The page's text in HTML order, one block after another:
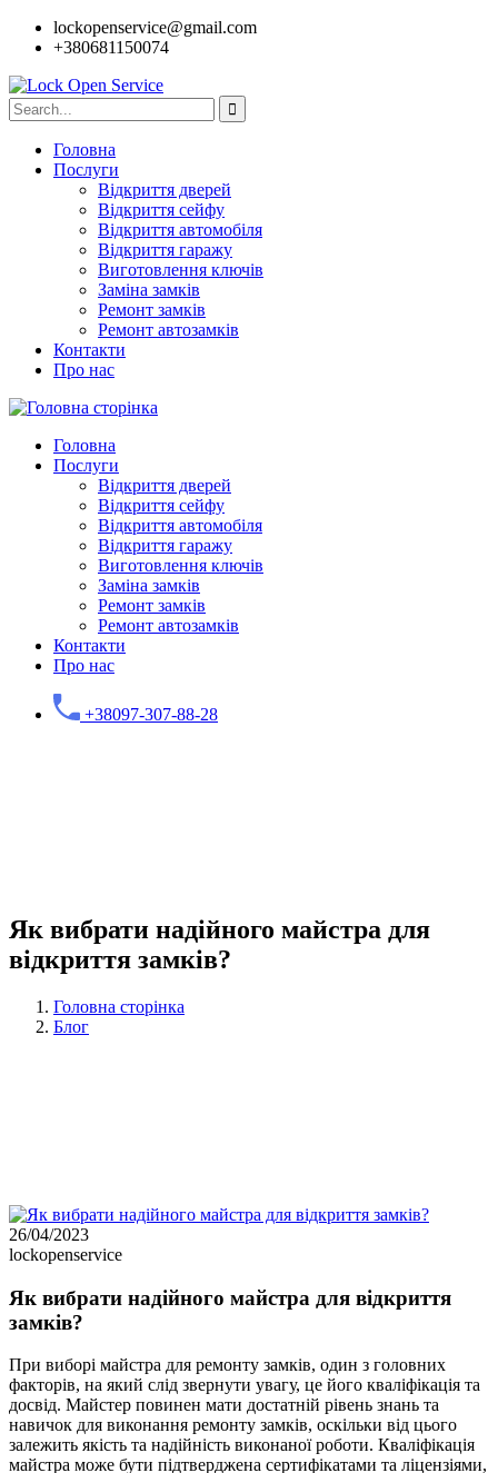
lockopenservice@gmail.com
+380681150074
Головна
Послуги
Відкриття дверей
Відкриття сейфу
Відкриття автомобіля
Відкриття гаражу
Виготовлення ключів
Заміна замків
Ремонт замків
Ремонт автозамків
Контакти
Про нас
Головна
Послуги
Відкриття дверей
Відкриття сейфу
Відкриття автомобіля
Відкриття гаражу
Виготовлення ключів
Заміна замків
Ремонт замків
Ремонт автозамків
Контакти
Про нас
+38097-307-88-28
Як вибрати надійного майстра для
відкриття замків?
Головна сторінка
Блог
26/04/2023
lockopenservice
Як вибрати надійного майстра для відкриття
замків?
При виборі майстра для ремонту замків, один з головних
факторів, на який слід звернути увагу, це його кваліфікація та
досвід. Майстер повинен мати достатній рівень знань та
навичок для виконання ремонту замків, оскільки від цього
залежить якість та надійність виконаної роботи. Кваліфікація
майстра може бути підтверджена сертифікатами та ліцензіями,